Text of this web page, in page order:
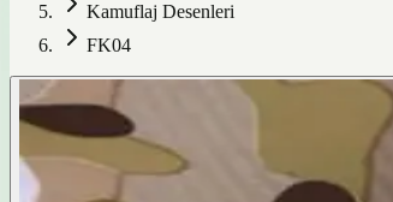
Kamuflaj Desenleri
FK04